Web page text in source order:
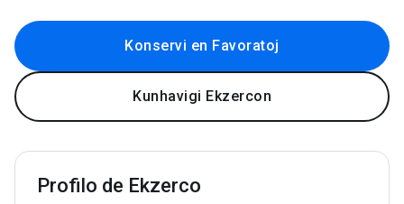
Konservi en Favoratoj
Kunhavigi Ekzercon
Profilo de Ekzerco